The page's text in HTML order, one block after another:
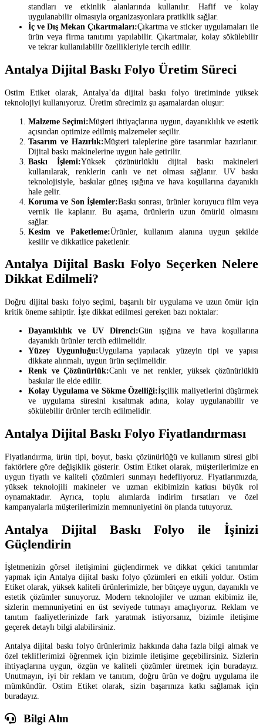
standları ve etkinlik alanlarında kullanılır. Hafif ve kolay
uygulanabilir olmasıyla organizasyonlara pratiklik sağlar.
İç ve Dış Mekan Çıkartmaları:Çıkartma ve sticker uygulamaları ile
ürün veya firma tanıtımı yapılabilir. Çıkartmalar, kolay sökülebilir
ve tekrar kullanılabilir özellikleriyle tercih edilir.
Antalya Dijital Baskı Folyo Üretim Süreci
Ostim Etiket olarak, Antalya’da dijital baskı folyo üretiminde yüksek
teknolojiyi kullanıyoruz. Üretim sürecimiz şu aşamalardan oluşur:
Malzeme Seçimi:Müşteri ihtiyaçlarına uygun, dayanıklılık ve estetik
açısından optimize edilmiş malzemeler seçilir.
Tasarım ve Hazırlık:Müşteri taleplerine göre tasarımlar hazırlanır.
Dijital baskı makinelerine uygun hale getirilir.
Baskı İşlemi:Yüksek çözünürlüklü dijital baskı makineleri
kullanılarak, renklerin canlı ve net olması sağlanır. UV baskı
teknolojisiyle, baskılar güneş ışığına ve hava koşullarına dayanıklı
hale gelir.
Koruma ve Son İşlemler:Baskı sonrası, ürünler koruyucu film veya
vernik ile kaplanır. Bu aşama, ürünlerin uzun ömürlü olmasını
sağlar.
Kesim ve Paketleme:Ürünler, kullanım alanına uygun şekilde
kesilir ve dikkatlice paketlenir.
Antalya Dijital Baskı Folyo Seçerken Nelere
Dikkat Edilmeli?
Doğru dijital baskı folyo seçimi, başarılı bir uygulama ve uzun ömür için
kritik öneme sahiptir. İşte dikkat edilmesi gereken bazı noktalar:
Dayanıklılık ve UV Direnci:Gün ışığına ve hava koşullarına
dayanıklı ürünler tercih edilmelidir.
Yüzey Uygunluğu:Uygulama yapılacak yüzeyin tipi ve yapısı
dikkate alınmalı, uygun ürün seçilmelidir.
Renk ve Çözünürlük:Canlı ve net renkler, yüksek çözünürlüklü
baskılar ile elde edilir.
Kolay Uygulama ve Sökme Özelliği:İşçilik maliyetlerini düşürmek
ve uygulama süresini kısaltmak adına, kolay uygulanabilir ve
sökülebilir ürünler tercih edilmelidir.
Antalya Dijital Baskı Folyo Fiyatlandırması
Fiyatlandırma, ürün tipi, boyut, baskı çözünürlüğü ve kullanım süresi gibi
faktörlere göre değişiklik gösterir. Ostim Etiket olarak, müşterilerimize en
uygun fiyatlı ve kaliteli çözümleri sunmayı hedefliyoruz. Fiyatlarımızda,
yüksek teknolojili makineler ve uzman ekibimizin katkısı büyük rol
oynamaktadır. Ayrıca, toplu alımlarda indirim fırsatları ve özel
kampanyalarla müşterilerimizin memnuniyetini ön planda tutuyoruz.
Antalya Dijital Baskı Folyo ile İşinizi
Güçlendirin
İşletmenizin görsel iletişimini güçlendirmek ve dikkat çekici tanıtımlar
yapmak için Antalya dijital baskı folyo çözümleri en etkili yoldur. Ostim
Etiket olarak, yüksek kaliteli ürünlerimizle, her bütçeye uygun, dayanıklı ve
estetik çözümler sunuyoruz. Modern teknolojiler ve uzman ekibimiz ile,
sizlerin memnuniyetini en üst seviyede tutmayı amaçlıyoruz. Reklam ve
tanıtım faaliyetlerinizde fark yaratmak istiyorsanız, bizimle iletişime
geçerek detaylı bilgi alabilirsiniz.
Antalya dijital baskı folyo ürünlerimiz hakkında daha fazla bilgi almak ve
özel tekliflerimizi öğrenmek için bizimle iletişime geçebilirsiniz. Sizlerin
ihtiyaçlarına uygun, özgün ve kaliteli çözümler üretmek için buradayız.
Unutmayın, iyi bir reklam ve tanıtım, doğru ürün ve doğru uygulama ile
mümkündür. Ostim Etiket olarak, sizin başarınıza katkı sağlamak için
buradayız.
Bilgi Alın